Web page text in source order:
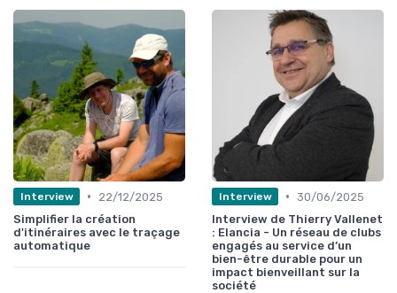
Interview •
22/12/2025
Simplifier la création
d'itinéraires avec le traçage
automatique
Interview • 30/06/2025
Interview de Thierry Vallenet
: Elancia - Un réseau de clubs
engagés au service d’un
bien-être durable pour un
impact bienveillant sur la
société